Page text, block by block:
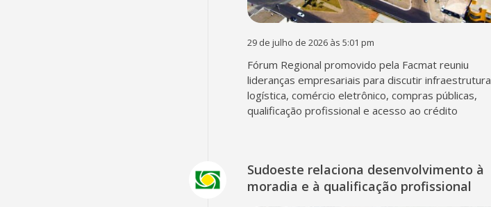
29 de julho de 2026 às 5:01 pm
Fórum Regional promovido pela Facmat reuniu
lideranças empresariais para discutir infraestrutura
logística, comércio eletrônico, compras públicas,
qualificação profissional e acesso ao crédito
Sudoeste relaciona desenvolvimento à
moradia e à qualificação profissional